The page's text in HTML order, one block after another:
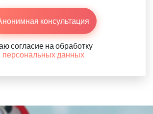
консультация
согласие на обработку
персональных данных